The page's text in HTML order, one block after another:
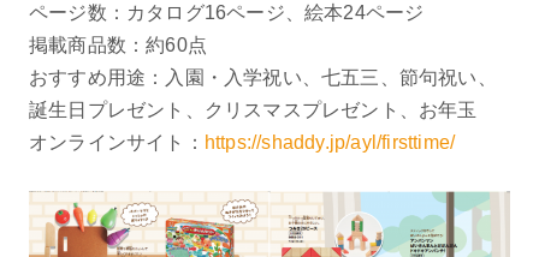
ページ数：カタログ16ページ、絵本24ページ
掲載商品数：約60点
おすすめ用途：入園・入学祝い、七五三、節句祝い、
誕生日プレゼント、クリスマスプレゼント、お年玉
オンラインサイト： https://shaddy.jp/ayl/firsttime/